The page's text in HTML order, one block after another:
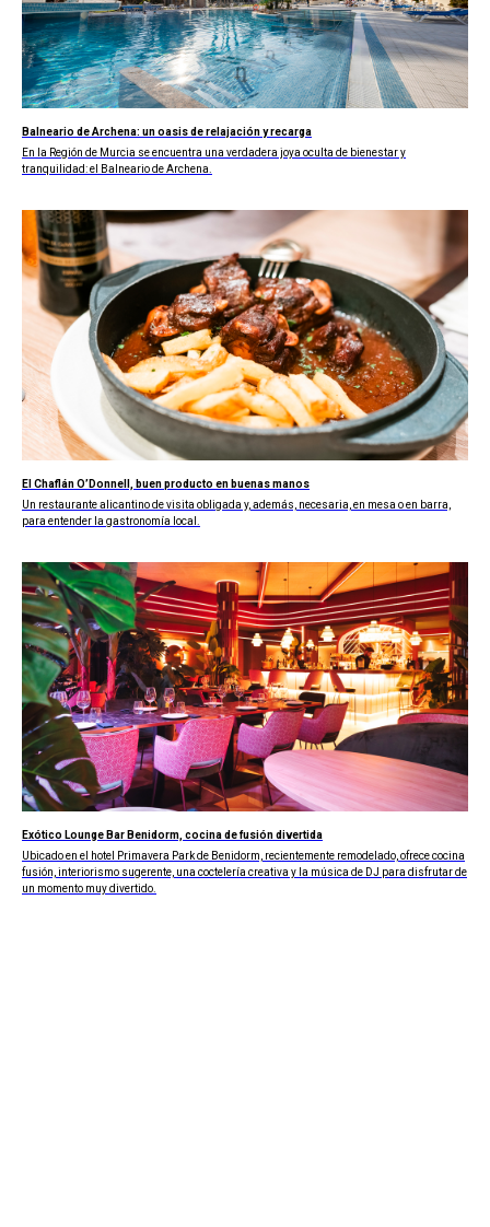
Balneario de Archena: un oasis de relajación y recarga
En la Región de Murcia se encuentra una verdadera joya oculta de bienestar y
tranquilidad: el Balneario de Archena.
El Chaflán O’Donnell, buen producto en buenas manos
Un restaurante alicantino de visita obligada y, además, necesaria, en mesa o en barra,
para entender la gastronomía local.
Exótico Lounge Bar Benidorm, cocina de fusión divertida
Ubicado en el hotel Primavera Park de Benidorm, recientemente remodelado, ofrece cocina
fusión, interiorismo sugerente, una coctelería creativa y la música de DJ para disfrutar de
un momento muy divertido.